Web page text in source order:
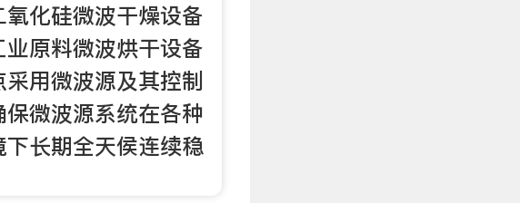
氧化硅微波干燥设备
原料微波烘干设备
用微波源及其控制
微波源系统在各种
下长期全天侯连续稳